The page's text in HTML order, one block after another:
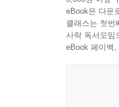
자음 ‘ㅇ’과
음양도표에
이루어진 ‘
음 ‘ㄷ’과 ‘
도톰하면
마음에 퍼지
뿐만 아니
관련된 색
- 안영배 (철
eBook은 다운
클래스는 첫번
사락 독서모임
eBook 페이백